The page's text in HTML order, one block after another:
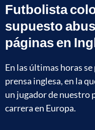
Futbolista
supuesto
páginas en
En las últimas horas
prensa inglesa, en la
un jugador de nuestro
carrera en Europa.